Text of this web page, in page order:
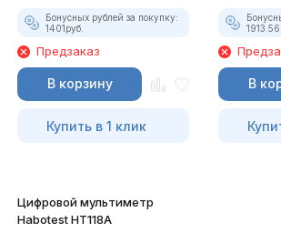
Бонусных рублей за покупку:
1401руб.
Предзаказ
В корзину
Купить в 1 клик
1913.56
В
Цифровой мультиметр
Habotest HT118A